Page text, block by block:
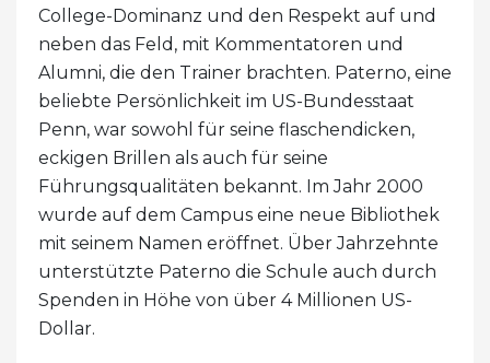
College-Dominanz und den Respekt auf und
neben das Feld, mit Kommentatoren und
Alumni, die den Trainer brachten. Paterno, eine
beliebte Persönlichkeit im US-Bundesstaat
Penn, war sowohl für seine flaschendicken,
eckigen Brillen als auch für seine
Führungsqualitäten bekannt. Im Jahr 2000
wurde auf dem Campus eine neue Bibliothek
mit seinem Namen eröffnet. Über Jahrzehnte
unterstützte Paterno die Schule auch durch
Spenden in Höhe von über 4 Millionen US-
Dollar.